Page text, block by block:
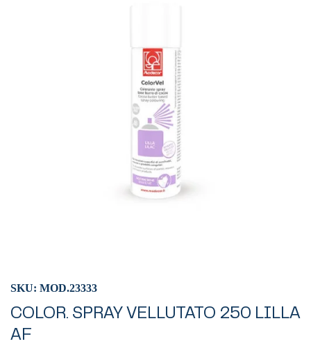
SKU: MOD.23333
COLOR. SPRAY VELLUTATO 250 LILLA
AF